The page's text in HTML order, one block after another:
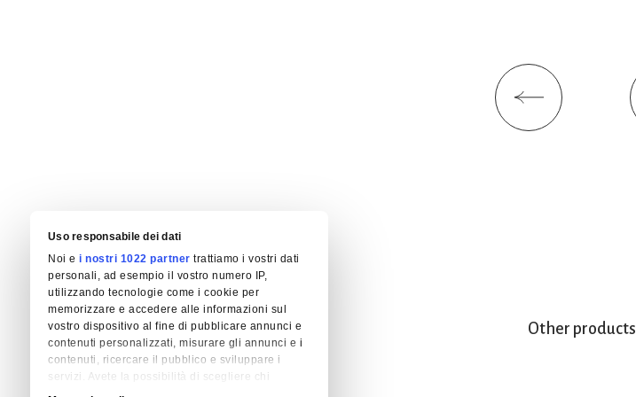
Uso responsabile dei dati
Noi ei nostri 1022 partner trattiamo i vostri dati
personali, ad esempio il vostro numero IP,
utilizzando tecnologie come i cookie per
memorizzare e accedere alle informazioni sul
vostro dispositivo al fine di pubblicare annunci e
contenuti personalizzati, misurare gli annunci e i
contenuti, ricercare il pubblico e sviluppare i
servizi. Avete la possibilità di scegliere chi
utilizza i vostri dati e per quali scopi. Le vostre
Other products